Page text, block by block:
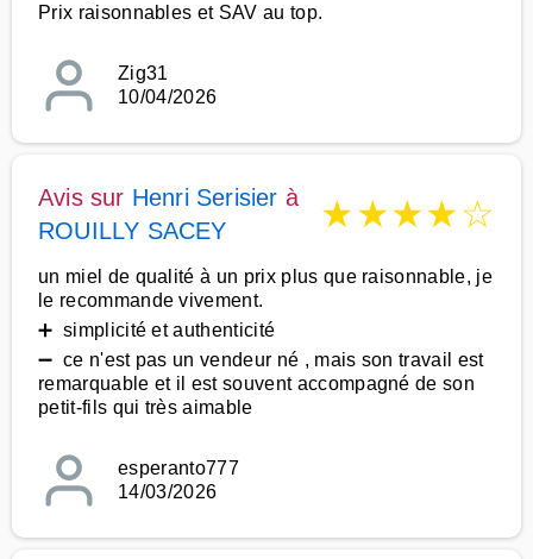
Prix raisonnables et SAV au top.
Zig31
10/04/2026
Avis sur Henri Serisier à
ROUILLY SACEY
★★★★☆
un miel de qualité à un prix plus que raisonnable, je
le recommande vivement.
➕ simplicité et authenticité
➖ ce n'est pas un vendeur né , mais son travail est
remarquable et il est souvent accompagné de son
petit-fils qui très aimable
esperanto777
14/03/2026